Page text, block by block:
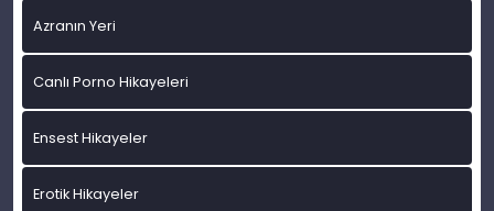
Azranın Yeri
Canlı Porno Hikayeleri
Ensest Hikayeler
Erotik Hikayeler